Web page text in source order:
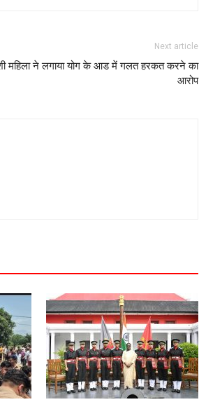
Next article
महिला ने लगाया योग के आड में गलत हरकत करने का
आरोप